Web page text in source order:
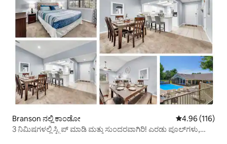
Branson ನಲ್ಲಿ ಕಾಂಡೋ 5 ರಲ್ಲಿ 4.96
4.96 (116)
3 ನಿಮಿಷಗಳಲ್ಲಿ ಸ್ಟ್ರಿಪ್ ಮಾಡಿ ಮತ್ತು ಸುಂದರವಾಗಿರಿ! ಎರಡು ಪೂಲ್‌ಗಳು,